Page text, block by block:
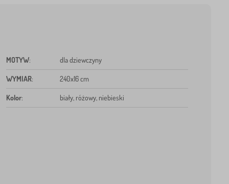
MOTYW: dla dziewczyny
WYMIAR: 240x16 cm
Kolor: biały, różowy, niebieski